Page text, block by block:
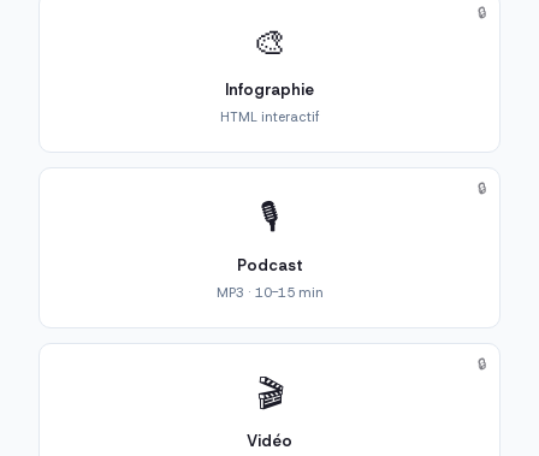
🎨
Infographie
HTML interactif
🔒
🎙️
Podcast
MP3 · 10-15 min
🔒
🎬
Vidéo
🔒